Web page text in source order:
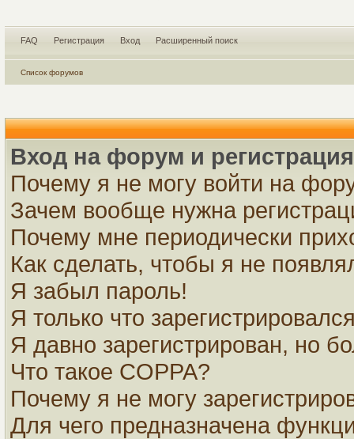
FAQ Регистрация Вход Расширенный поиск
Список форумов
Вход на форум и регистрация
Почему я не могу войти на
Зачем вообще нужна
Почему мне периодически
Как сделать, чтобы я не
Я забыл пароль!
Я только что
Я давно зарегистрирован, но
Что такое COPPA?
Почему я не могу
Для чего предназначена